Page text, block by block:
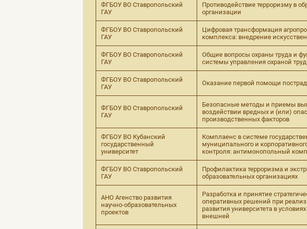
ФГБОУ ВО Ставропольский
ГАУ
Противодействие терроризму в
организации
ФГБОУ ВО Ставропольский
ГАУ
Цифровая трансформация
комплекса: внедрение
ФГБОУ ВО Ставропольский
ГАУ
Общие вопросы охраны труда и
системы управления охраной
ФГБОУ ВО Ставропольский
ГАУ
Оказание первой помощи
ФГБОУ ВО Ставропольский
ГАУ
Безопасные методы и приемы
воздействии вредных и (или)
производственных факторов
ФГБОУ ВО Кубанский
государственный
университет
Комплаенс в системе
муниципального и
контроля: антимонопольный
ФГБОУ ВО Ставропольский
ГАУ
Профилактика терроризма и
образовательных организациях
АНО Агенство развития
научно-образовательных
проектов
Разработка и принятие
оперативных решений при
развития университета в
внешней